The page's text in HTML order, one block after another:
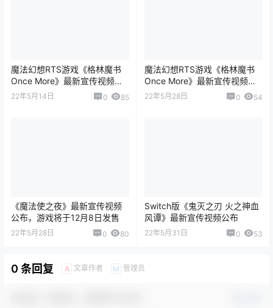
魔法幻想RTS游戏《格林魔书
Once More》最新宣传视频公
布
22年5月14日 0 85
魔法幻想RTS游戏《格林魔书
Once More》最新宣传视频公
布
22年5月28日 0 54
《魔法使之夜》最新宣传视频
公布，游戏将于12月8日发售
22年5月28日 0 80
Switch版《鬼灭之刃 火之神血
风谭》最新宣传视频公布
22年5月31日 0 53
0 条回复 A 文章作者 M 管理员